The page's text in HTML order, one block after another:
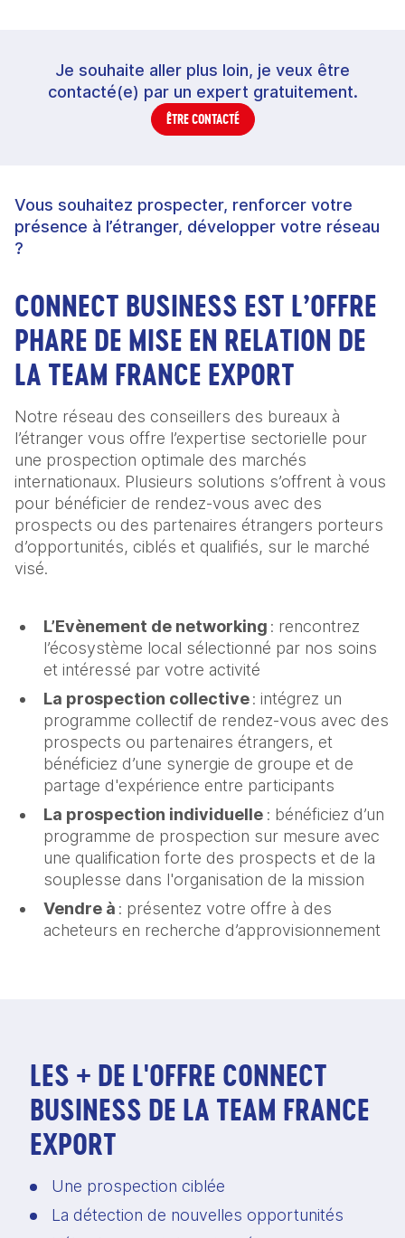
Je souhaite aller plus loin, je veux être
contacté(e) par un expert gratuitement.
ÊTRE CONTACTÉ
Vous souhaitez prospecter, renforcer votre
présence à l’étranger, développer votre réseau
?
CONNECT BUSINESS EST L’OFFRE
PHARE DE MISE EN RELATION DE
LA TEAM FRANCE EXPORT
Notre réseau des conseillers des bureaux à
l’étranger vous offre l’expertise sectorielle pour
une prospection optimale des marchés
internationaux. Plusieurs solutions s’offrent à vous
pour bénéficier de rendez-vous avec des
prospects ou des partenaires étrangers porteurs
d’opportunités, ciblés et qualifiés, sur le marché
visé.
L’Evènement de networking : rencontrez
l’écosystème local sélectionné par nos soins
et intéressé par votre activité
La prospection collective: intégrez un
programme collectif de rendez-vous avec des
prospects ou partenaires étrangers, et
bénéficiez d’une synergie de groupe et de
partage d'expérience entre participants
La prospection individuelle : bénéficiez d’un
programme de prospection sur mesure avec
une qualification forte des prospects et de la
souplesse dans l'organisation de la mission
Vendre à : présentez votre offre à des
acheteurs en recherche d’approvisionnement
LES + DE L'OFFRE CONNECT
BUSINESS DE LA TEAM FRANCE
EXPORT
Une prospection ciblée
La détection de nouvelles opportunités